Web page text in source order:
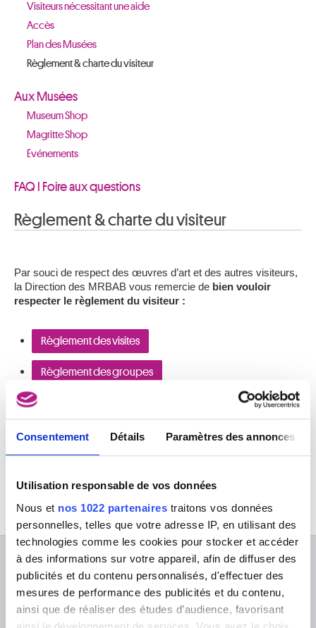
Consentement Détails Paramètres des annonces
Utilisation responsable de vos données
Nous et nos 1022 partenaires traitons vos données
personnelles, telles que votre adresse IP, en utilisant des
technologies comme les cookies pour stocker et accéder
à des informations sur votre appareil, afin de diffuser des
publicités et du contenu personnalisés, d'effectuer des
mesures de performance des publicités et du contenu,
ainsi que de réaliser des études d’audience, favorisant
Visiteurs nécessitant une aide
Accès
Plan des Musées
Règlement & charte du visiteur
Aux Musées
Museum Shop
Magritte Shop
Événements
FAQ I Foire aux questions
Règlement & charte du visiteur
Par souci de respect des œuvres d’art et des autres visiteurs,
la Direction des MRBAB vous remercie de bien vouloir
respecter le règlement du visiteur :
Règlement des visites
Règlement des groupes
A son tour, la Direction des MRBAB veillera à ce que la charte
des visiteurs soit respectée :
À PROPOS DES MUSÉES
FAQ I Foire aux questions
Infos pratiques
Recherche
La bibliothèque